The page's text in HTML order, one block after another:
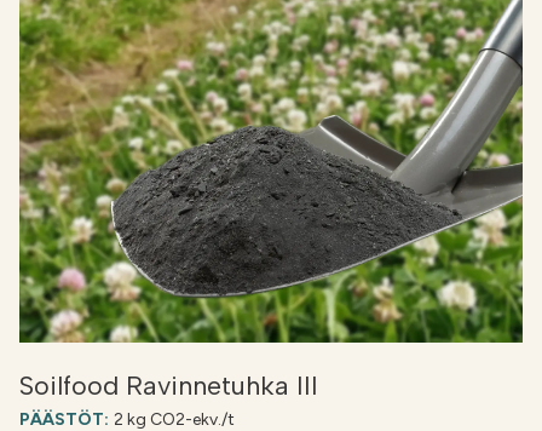
Soilfood Ravinnetuhka III
PÄÄSTÖT: 2 kg CO2-ekv./t